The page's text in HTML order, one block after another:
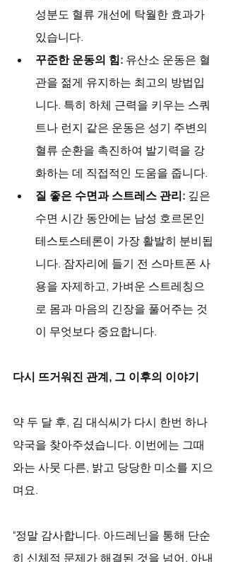
성분도 혈류 개선에 탁월한 효과가
있습니다.
꾸준한 운동의 힘: 유산소 운동은 혈
관을 젊게 유지하는 최고의 방법입
니다. 특히 하체 근력을 키우는 스쿼
트나 런지 같은 운동은 성기 주변의
혈류 순환을 촉진하여 발기력을 강
화하는 데 직접적인 도움을 줍니다.
질 좋은 수면과 스트레스 관리: 깊은
수면 시간 동안에는 남성 호르몬인
테스토스테론이 가장 활발히 분비됩
니다. 잠자리에 들기 전 스마트폰 사
용을 자제하고, 가벼운 스트레칭으
로 몸과 마음의 긴장을 풀어주는 것
이 무엇보다 중요합니다.
다시 뜨거워진 관계, 그 이후의 이야기
약 두 달 후, 김 대식씨가 다시 한번 하나
약국을 찾아주셨습니다. 이번에는 그때
와는 사뭇 다른, 밝고 당당한 미소를 지으
며요.
"정말 감사합니다. 아드레닌을 통해 단순
히 신체적 문제가 해결된 것을 넘어, 아내